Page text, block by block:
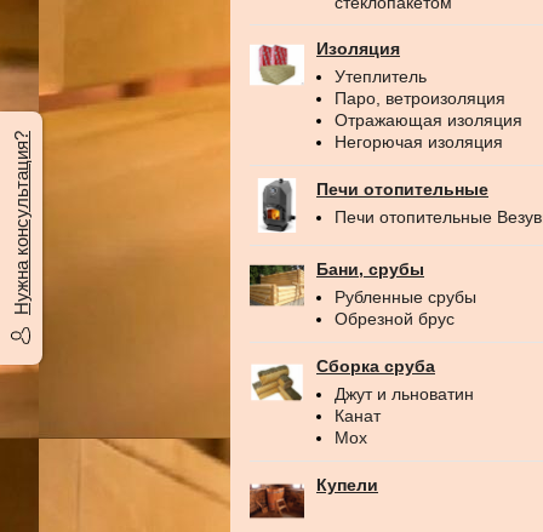
Изоляция
Утеплитель
Паро, ветроизоляция
Отражающая изоляция
Негорючая изоляция
Печи отопительные
Печи отопительные
Бани, срубы
Рубленные срубы
Обрезной брус
Сборка сруба
Джут и льноватин
Канат
Мох
Купели
Нужна консультация?